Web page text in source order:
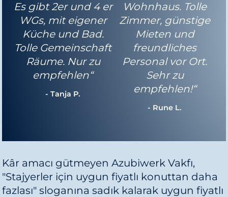
Es gibt 2er und 4 er
WGs, mit eigener
Küche und Bad.
Tolle Gemeinschaft
Räume. Nur zu
empfehlen“
- Tanja P.
Wohnhaus. Tolle
Zimmer, günstige
Mieten und
freundliches
Personal vor Ort.
Sehr zu
empfehlen!“
- Rune L.
Kâr amacı gütmeyen Azubiwerk Vakfı,
"Stajyerler için uygun fiyatlı konuttan daha
fazlası" sloganına sadık kalarak uygun fiyatlı